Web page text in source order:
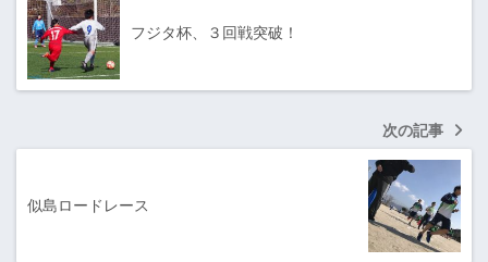
フジタ杯、３回戦突破！
次の記事
似島ロードレース